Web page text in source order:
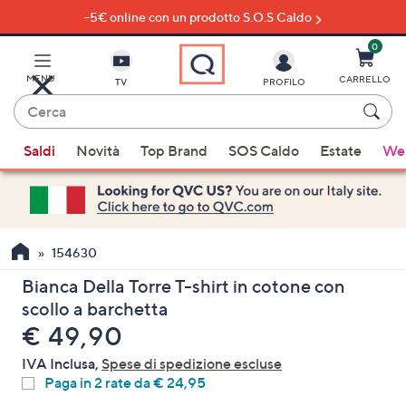
al
principale
-5€ online con un prodotto S.O.S Caldo
MENU TV
Cerca
sono
disponibili
suggerimenti,
usa
i
tasti
freccia
su
giù
oppure
PROFILO
0
CARRELLO
Saldi Novità Top Brand SOS Caldo Estate
154630
Bianca Della Torre T-shirt in cotone con
scollo a barchetta
eliminato
€ 49,90
IVA Inclusa, Spese di spedizione escluse
Paga in 2 rate da € 24,95